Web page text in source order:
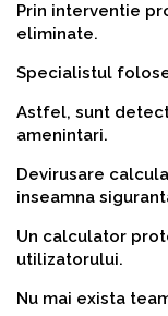
Prin interventie
eliminate.
Specialistul
Astfel, sunt
amenintari.
Devirusare
inseamna
Un calculator
utilizatorului.
Nu mai exista